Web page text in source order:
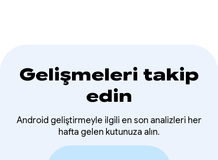
Gelişmeleri takip
edin
Android geliştirmeyle ilgili en son analizleri her
hafta gelen kutunuza alın.